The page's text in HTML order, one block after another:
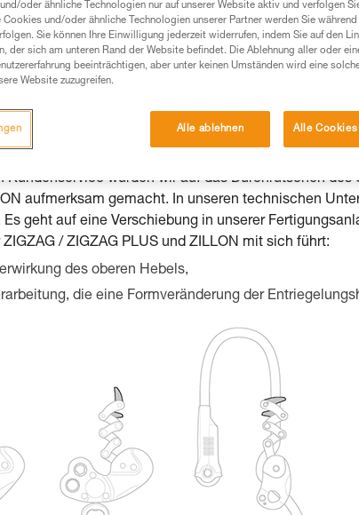
Ihr Gerät tatsächlich von einem
Ihnen den Umtausch gegen ein
Geräte ZIGZAG (D022AA00), ZIGZAG PLUS
0000000 000 und 21G 0000000 000.
Kundenservice wurden wir auf das Durchrutschen des
aufmerksam gemacht. In unseren technischen
geht auf eine Verschiebung in unserer
/ ZIGZAG PLUS und ZILLON mit sich führt:
des oberen Hebels,
die eine Formveränderung der
oder ähnliche Technologien nur auf unserer Website aktiv und verfolgen
Cookies und/oder ähnliche Technologien unserer Partner werden Sie während
Sie können Ihre Einwilligung jederzeit widerrufen, indem Sie auf den
der sich am unteren Rand der Website befindet. Die Ablehnung aller oder
beeinträchtigen, aber unter keinen Umständen wird eine
Website zuzugreifen.
Alle ablehnen Alle Cookies